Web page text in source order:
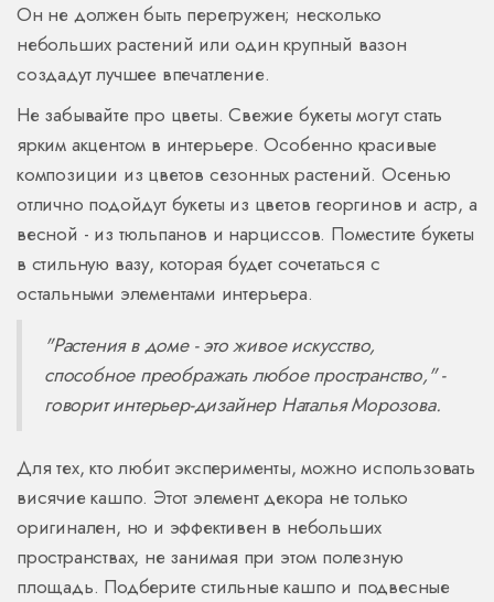
Он не должен быть перегружен; несколько
небольших растений или один крупный вазон
создадут лучшее впечатление.
Не забывайте про цветы. Свежие букеты могут стать
ярким акцентом в интерьере. Особенно красивые
композиции из цветов сезонных растений. Осенью
отлично подойдут букеты из цветов георгинов и астр, а
весной - из тюльпанов и нарциссов. Поместите букеты
в стильную вазу, которая будет сочетаться с
остальными элементами интерьера.
"Растения в доме - это живое искусство,
способное преображать любое пространство," -
говорит интерьер-дизайнер Наталья Морозова.
Для тех, кто любит эксперименты, можно использовать
висячие кашпо. Этот элемент декора не только
оригинален, но и эффективен в небольших
пространствах, не занимая при этом полезную
площадь. Подберите стильные кашпо и подвесные